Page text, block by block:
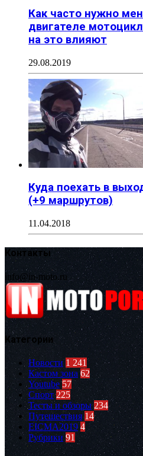
Как часто нужно
двигателе
на это влияют
29.08.2019
Куда поехать в
(+9 маршрутов)
11.04.2018
Контакты
info@in-moto.ru
Категории
Новости 1 241
Кастом зона 62
Youtube 57
Спорт 225
Тесты и обзоры 234
Путешествия 14
EICMA2019 4
Рубрики 91